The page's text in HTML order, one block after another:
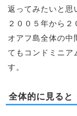
返ってみたいと思
２００５年から２
オアフ島全体の中
てもコンドミニア
す。
全体的に見ると